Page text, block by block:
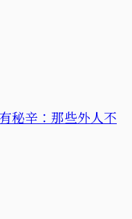
秘辛：那些外人不